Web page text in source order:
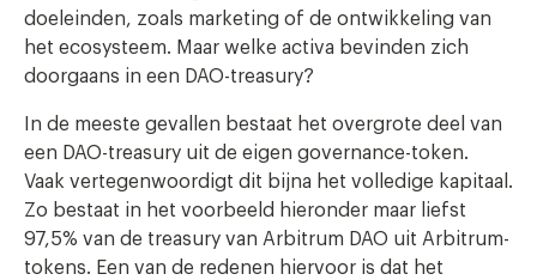
doeleinden, zoals marketing of de ontwikkeling van
het ecosysteem. Maar welke activa bevinden zich
doorgaans in een DAO-treasury?
In de meeste gevallen bestaat het overgrote deel van
een DAO-treasury uit de eigen governance-token.
Vaak vertegenwoordigt dit bijna het volledige kapitaal.
Zo bestaat in het voorbeeld hieronder maar liefst
97,5% van de treasury van Arbitrum DAO uit Arbitrum-
tokens. Een van de redenen hiervoor is dat het